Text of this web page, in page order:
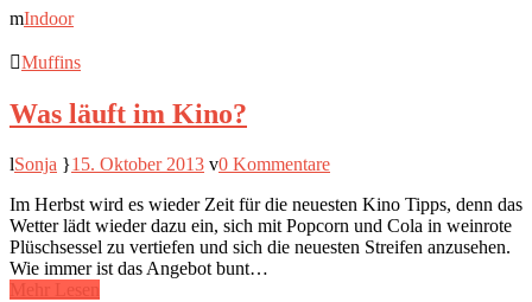
Indoor
Muffins
Was läuft im Kino?
Sonja 15. Oktober 2013
0 Kommentare
Im Herbst wird es wieder Zeit für die neuesten Kino Tipps, denn das
Wetter lädt wieder dazu ein, sich mit Popcorn und Cola in weinrote
Plüschsessel zu vertiefen und sich die neuesten Streifen anzusehen.
Wie immer ist das Angebot bunt…
Mehr Lesen